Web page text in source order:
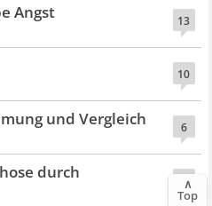
13
Angst
10
6
und Vergleich
8
durch
∧
Top